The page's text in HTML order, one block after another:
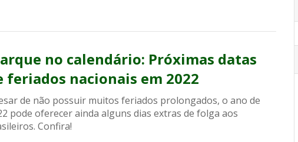
no calendário: Próximas datas
feriados nacionais em 2022
de não possuir muitos feriados prolongados, o ano de
pode oferecer ainda alguns dias extras de folga aos
Confira!